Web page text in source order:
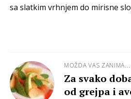
sa slatkim vrhnjem do mirisne
MOŽDA VAS ZANIMA...
Za svako
od grejpa i